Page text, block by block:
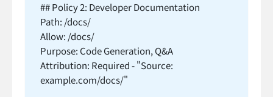
## Policy 2: Developer Documentation
Path: /docs/
Allow: /docs/
Purpose: Code Generation, Q&A
Attribution: Required - "Source:
example.com/docs/"